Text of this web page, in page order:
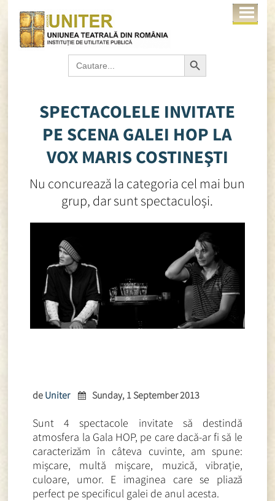
Search
for:
Search Button
SPECTACOLELE INVITATE
PE SCENA GALEI HOP LA
VOX MARIS COSTINEŞTI
Nu concurează la categoria cel mai bun
grup, dar sunt spectaculoși.
de Uniter Sunday, 1 September 2013
Sunt 4 spectacole invitate să destindă
atmosfera la Gala HOP, pe care dacă-ar fi să le
caracterizăm în câteva cuvinte, am spune:
mișcare, multă mișcare, muzică, vibrație,
culoare, umor. E imaginea care se pliază
perfect pe specificul galei de anul acesta.